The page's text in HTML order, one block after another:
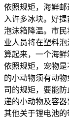
依照规矩，海鲜
入许多冰块。好
泡沫箱降温。市
业人员将在塑料泡
算起来，一个海鲜
依照规矩，宠物
的小动物须有动
司的规矩，要能
递的小动物及容器
其他关于锂电池的